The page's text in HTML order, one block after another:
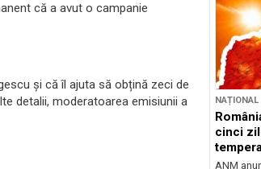
că a avut o campanie
și că îl ajuta să obțină zeci de
detalii, moderatoarea emisiunii a
NAȚIONAL
cinci
grade
ANM